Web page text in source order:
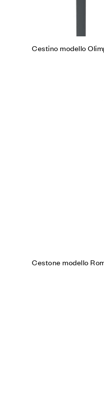
Cestino modello
Cestone modello